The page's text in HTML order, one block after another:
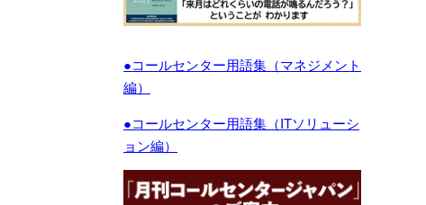
●コールセンター用語集（マネジメント
編）
●コールセンター用語集（ITソリューシ
ョン編）